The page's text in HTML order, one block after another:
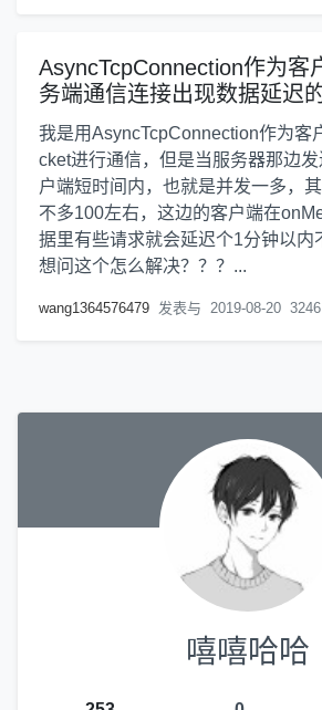
AsyncTcpConnection作为客
务端通信连接出现数据延迟
我是用AsyncTcpConnection作为客
cket进行通信，但是当服务器那边
户端短时间内，也就是并发一多，
不多100左右，这边的客户端在
据里有些请求就会延迟个1分钟以内
想问这个怎么解决？？？...
wang1364576479 发表与 2019-08-20
嘻嘻哈哈